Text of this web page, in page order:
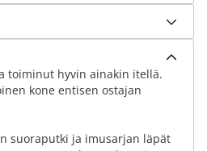
toiminut hyvin ainakin itellä.
kone entisen ostajan
suoraputki ja imusarjan läpät